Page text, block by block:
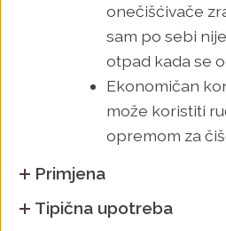
onečišćivače
sam po sebi
otpad kada se
Ekonomičan
može koristiti
opremom za
Primjena
Tipična upotreba